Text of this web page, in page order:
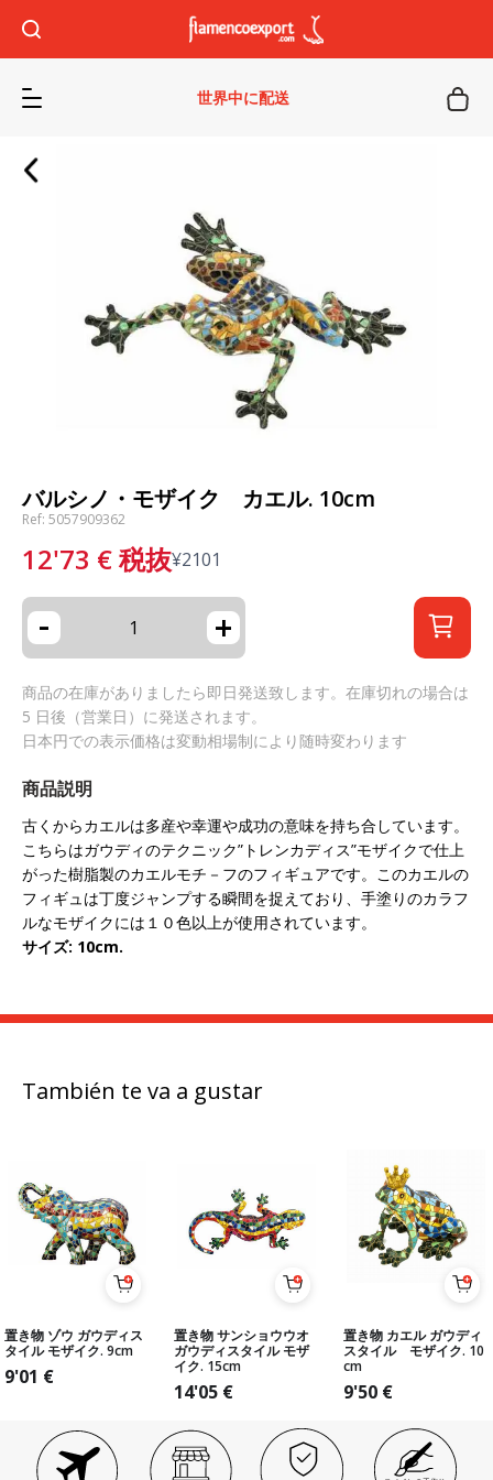
世界中に配送
バルシノ・モザイク カエル. 10cm
Ref: 5057909362
12'73 €税抜¥2101
- +
商品の在庫がありましたら即日発送致します。在庫切れの場合は
5 日後（営業日）に発送されます。
日本円での表示価格は変動相場制により随時変わります
商品説明
古くからカエルは多産や幸運や成功の意味を持ち合しています。
こちらはガウディのテクニック” トレンカディス”モザイクで仕上
がった樹脂製のカエルモチ－フのフィギュアです。このカエルの
フィギュは丁度ジャンプする瞬間を捉えており、手塗りのカラフ
ルなモザイクには１０色以上が使用されています。
サイズ: 10cm.
También te va a gustar
置き物 ゾウ ガウディス
タイル モザイク. 9cm
9'01 €
置き物 サンショウウオ
ガウディスタイル モザ
イク. 15cm
14'05 €
置き物 カエル ガウディ
スタイル モザイク. 10
cm
9'50 €